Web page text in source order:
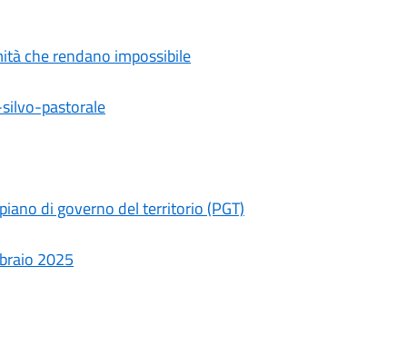
che rendano impossibile
pastorale
di governo del territorio (PGT)
2025